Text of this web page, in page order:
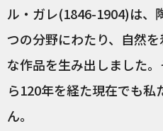
ル・ガレ(1846-1904)は、
つの分野にわたり、自然
な作品を生み出しました
ら120年を経た現在でも私
ん。